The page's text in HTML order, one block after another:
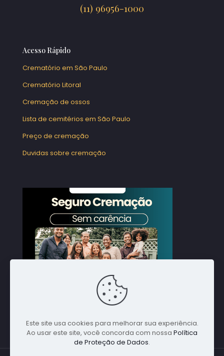
(11) 96956-1000
Acesso Rápido
Crematório em São Paulo
Crematório Litoral
Cremação de ossos
Lista de cemitérios em São Paulo
Preço de cremação
Duvidas sobre cremação
Este site usa cookies para melhorar sua experiência.
Ao usar este site, você concorda com nossa Política
de Proteção de Dados.